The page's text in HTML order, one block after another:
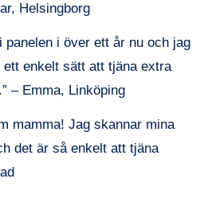
Helsingborg
panelen i över ett år nu och jag
enkelt sätt att tjäna extra
– Emma, Linköping
mamma! Jag skannar mina
det är så enkelt att tjäna